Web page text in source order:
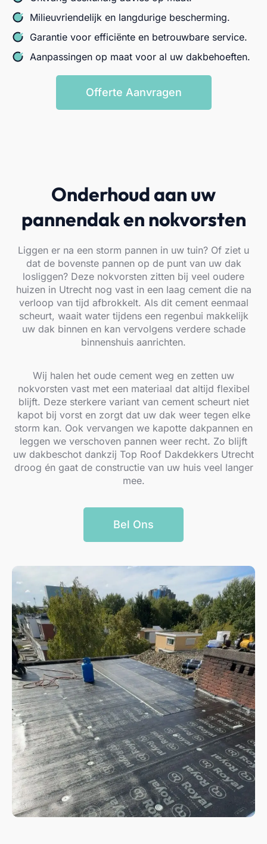
Milieuvriendelijk en langdurige bescherming.
Garantie voor efficiënte en betrouwbare service.
Aanpassingen op maat voor al uw dakbehoeften.
Offerte Aanvragen
Onderhoud aan uw
pannendak en nokvorsten
Liggen er na een storm pannen in uw tuin? Of ziet u
dat de bovenste pannen op de punt van uw dak
losliggen? Deze nokvorsten zitten bij veel oudere
huizen in Utrecht nog vast in een laag cement die na
verloop van tijd afbrokkelt. Als dit cement eenmaal
scheurt, waait water tijdens een regenbui makkelijk
uw dak binnen en kan vervolgens verdere schade
binnenshuis aanrichten.
Wij halen het oude cement weg en zetten uw
nokvorsten vast met een materiaal dat altijd flexibel
blijft. Deze sterkere variant van cement scheurt niet
kapot bij vorst en zorgt dat uw dak weer tegen elke
storm kan. Ook vervangen we kapotte dakpannen en
leggen we verschoven pannen weer recht. Zo blijft
uw dakbeschot dankzij Top Roof Dakdekkers Utrecht
droog én gaat de constructie van uw huis veel langer
mee.
Bel Ons